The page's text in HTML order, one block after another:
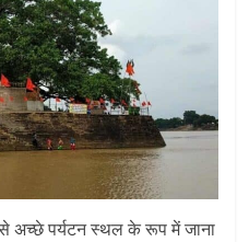
अच्छे पर्यटन स्थल के रूप में जाना